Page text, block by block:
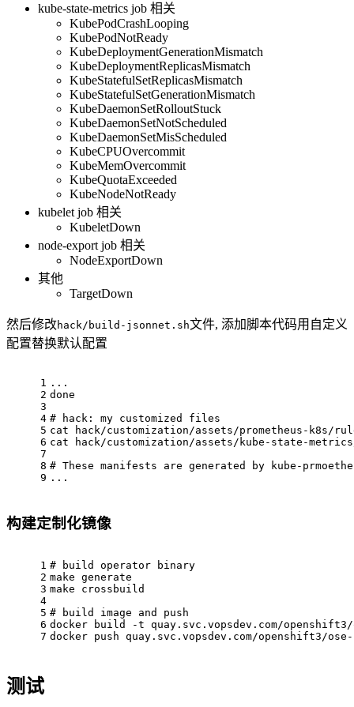
kube-state-metrics job 相关
KubePodCrashLooping
KubePodNotReady
KubeDeploymentGenerationMismatch
KubeDeploymentReplicasMismatch
KubeStatefulSetReplicasMismatch
KubeStatefulSetGenerationMismatch
KubeDaemonSetRolloutStuck
KubeDaemonSetNotScheduled
KubeDaemonSetMisScheduled
KubeCPUOvercommit
KubeMemOvercommit
KubeQuotaExceeded
KubeNodeNotReady
kubelet job 相关
KubeletDown
node-export job 相关
NodeExportDown
其他
TargetDown
然后修改hack/build-jsonnet.sh文件, 添加脚本代码用自定义
配置替换默认配置
1
2
3
4
5
6
7
8
9
...
done
# hack: my customized files
cat hack/customization/assets/prometheus-k8s/
cat hack/customization/assets/kube-state-
# These manifests are generated by kube-
...
构建定制化镜像
1
2
3
4
5
6
7
# build operator binary
make generate
make crossbuild
# build image and push
docker build -t quay.svc.vopsdev.com/
docker push quay.svc.vopsdev.com/openshift3/
测试